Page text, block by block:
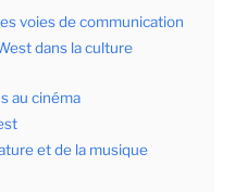
voies de communication
dans la culture
au cinéma
et de la musique